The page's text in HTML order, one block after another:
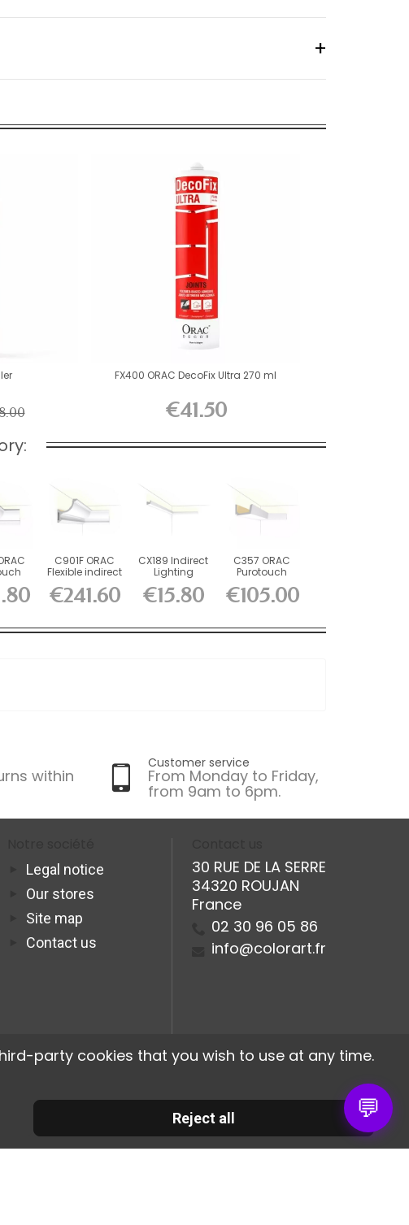
FX400 ORAC DecoFix Ultra 270 ml
€41.50
C901F ORAC
Flexible indirect
€241.60
CX189 Indirect
Lighting
x...
€15.80
C357 ORAC
Purotouch
Lighting L200...
€105.00
within
Customer service
From Monday to Friday,
from 9am to 6pm.
Legal notice
Our stores
Site map
Contact us
30 RUE DE LA SERRE
34320 ROUJAN
France
02 30 96 05 86
info@colorart.fr
💬
party cookies that you wish to use at any time.
Reject all